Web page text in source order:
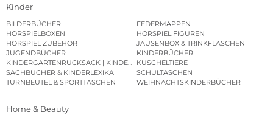
Kinder
BILDERBÜCHER
FEDERMAPPEN
HÖRSPIELBOXEN
HÖRSPIEL FIGUREN
HÖRSPIEL ZUBEHÖR
JAUSENBOX & TRINKFLASCHEN
JUGENDBÜCHER
KINDERBÜCHER
KINDERGARTENRUCKSACK | KINDERGARTENBEUTEL
KUSCHELTIERE
SACHBÜCHER & KINDERLEXIKA
SCHULTASCHEN
TURNBEUTEL & SPORTTASCHEN
WEIHNACHTSKINDERBÜCHER
Home & Beauty